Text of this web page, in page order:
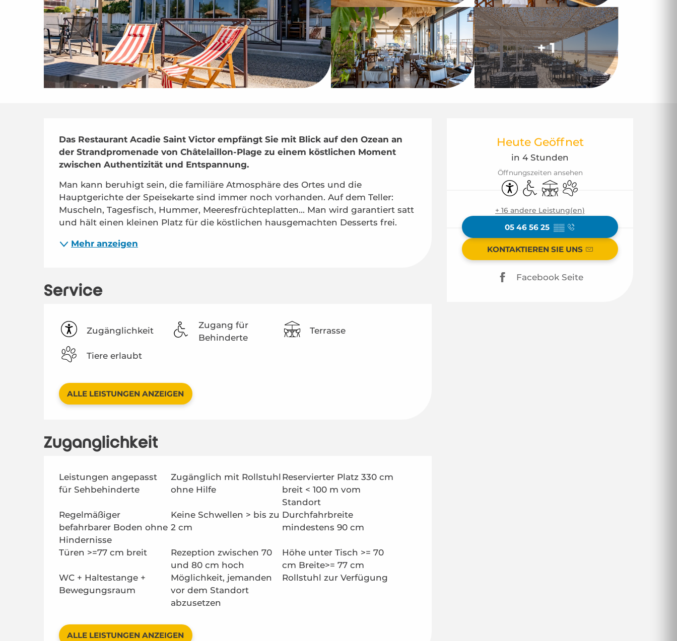
+ 1
Öffnungszeiten &
Heute Geöffnet
in 4 Stunden
Öffnungszeiten ansehen
Zugänglichkeit
Zugang für Behinderte
TerrasseTiere erlaubt
+ 16 andere Leistung(en)
05 46 56 25 ▒▒
KONTAKTIEREN SIE UNS
Facebook Seite
Beschreibung
Das Restaurant Acadie Saint Victor empfängt Sie mit Blick auf den Ozean an
der Strandpromenade von Châtelaillon-Plage zu einem köstlichen Moment
zwischen Authentizität und Entspannung.
Man kann beruhigt sein, die familiäre Atmosphäre des Ortes und die
Hauptgerichte der Speisekarte sind immer noch vorhanden. Auf dem Teller:
Muscheln, Tagesfisch, Hummer, Meeresfrüchteplatten... Man wird garantiert satt
und hält einen kleinen Platz für die köstlichen hausgemachten Desserts frei.
Mehr anzeigen
Service
Zugänglichkeit
Zugang für
Behinderte
Terrasse
Tiere erlaubt
ALLE LEISTUNGEN ANZEIGEN
Zugänglichkeit
Leistungen angepasst
für Sehbehinderte
Zugänglich mit Rollstuhl
ohne Hilfe
Reservierter Platz 330 cm
breit < 100 m vom
Standort
Regelmäßiger
befahrbarer Boden ohne
Hindernisse
Keine Schwellen > bis zu
2 cm
Durchfahrbreite
mindestens 90 cm
Türen >=77 cm breit
Rezeption zwischen 70
und 80 cm hoch
Höhe unter Tisch >= 70
cm Breite>= 77 cm
WC + Haltestange +
Bewegungsraum
Möglichkeit, jemanden
vor dem Standort
abzusetzen
Rollstuhl zur Verfügung
ALLE LEISTUNGEN ANZEIGEN